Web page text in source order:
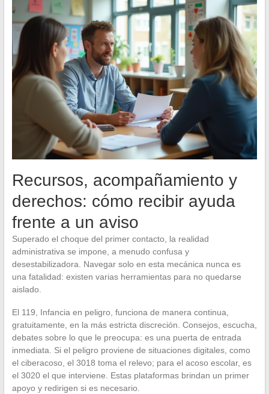
Recursos, acompañamiento y
derechos: cómo recibir ayuda
frente a un aviso
Superado el choque del primer contacto, la realidad
administrativa se impone, a menudo confusa y
desestabilizadora. Navegar solo en esta mecánica nunca es
una fatalidad: existen varias herramientas para no quedarse
aislado.
El 119, Infancia en peligro, funciona de manera continua,
gratuitamente, en la más estricta discreción. Consejos, escucha,
debates sobre lo que le preocupa: es una puerta de entrada
inmediata. Si el peligro proviene de situaciones digitales, como
el ciberacoso, el 3018 toma el relevo; para el acoso escolar, es
el 3020 el que interviene. Estas plataformas brindan un primer
apoyo y redirigen si es necesario.